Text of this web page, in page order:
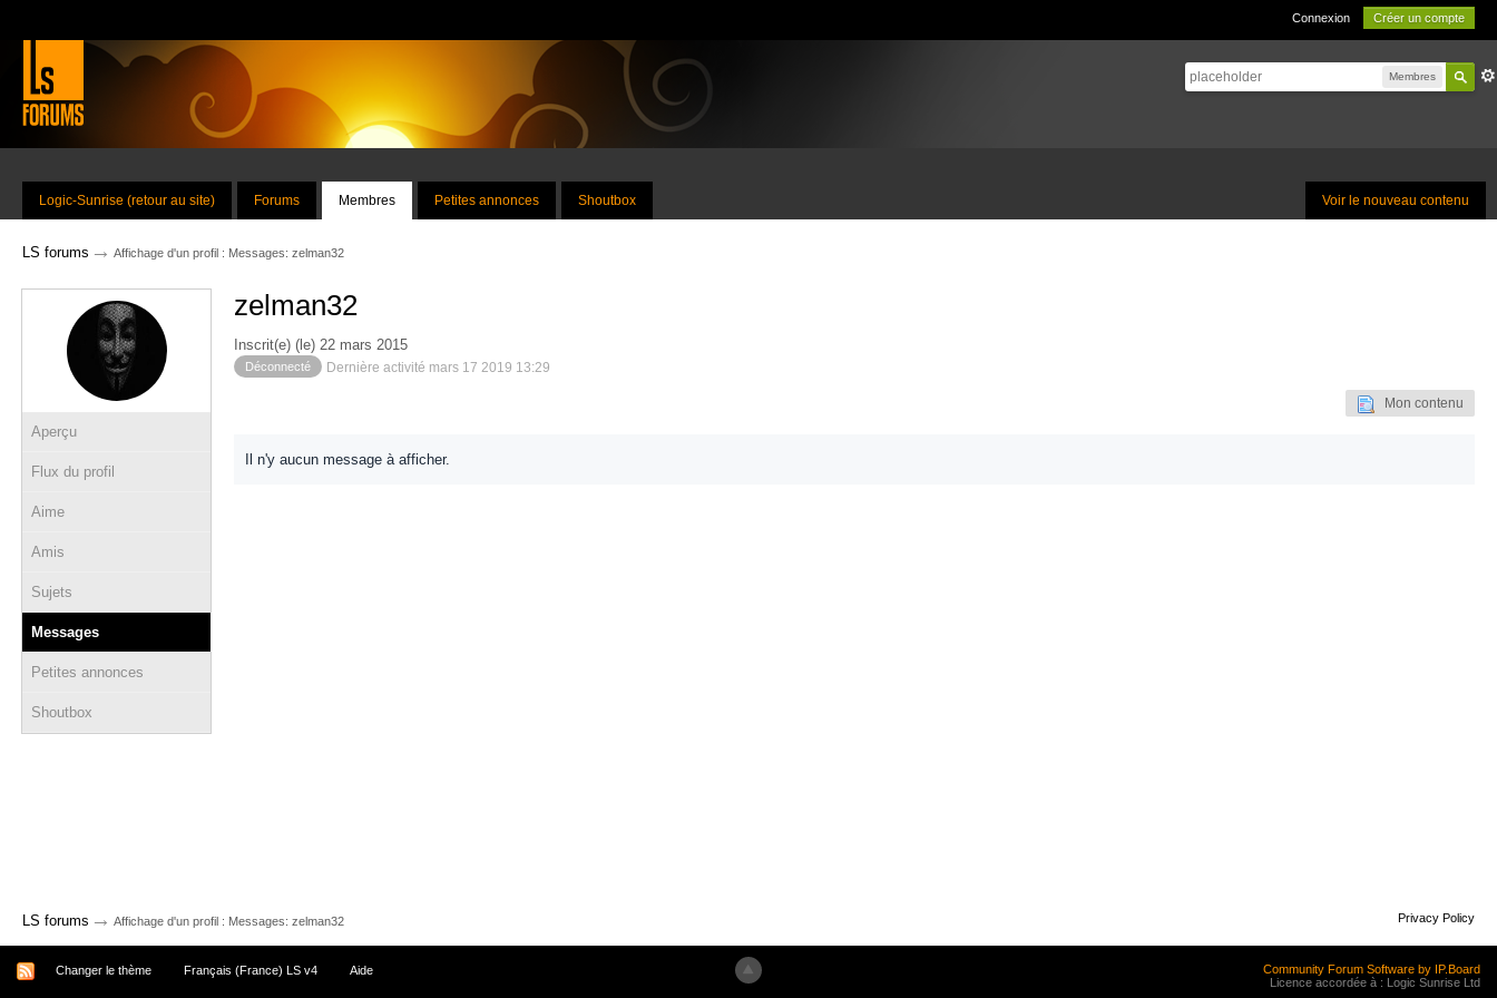
Connexion Créer un compte
Membres
Voir le nouveau contenu
Logic-Sunrise (retour au site) Forums Membres Petites annonces Shoutbox
LS forums → Affichage d'un profil : Messages: zelman32
Aperçu
Flux du profil
Aime
Amis
Sujets
Messages
Petites annonces
Shoutbox
zelman32
Inscrit(e) (le) 22 mars 2015
Déconnecté Dernière activité mars 17 2019 13:29
Mon contenu
Il n'y aucun message à afficher.
LS forums → Affichage d'un profil : Messages: zelman32 Privacy Policy
Changer le thème Français (France) LS v4 Aide
Community Forum Software by IP.Board
Licence accordée à : Logic Sunrise Ltd